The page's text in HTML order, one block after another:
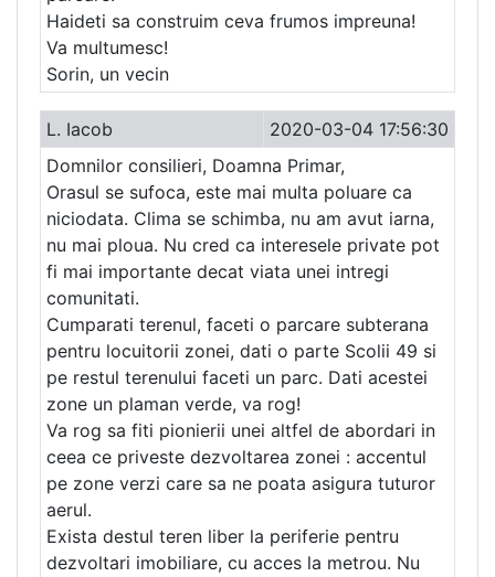
Haideti sa construim ceva frumos impreuna!
Va multumesc!
Sorin, un vecin
L. Iacob
2020-03-04 17:56:30
Domnilor consilieri, Doamna Primar,
Orasul se sufoca, este mai multa poluare ca
niciodata. Clima se schimba, nu am avut iarna,
nu mai ploua. Nu cred ca interesele private pot
fi mai importante decat viata unei intregi
comunitati.
Cumparati terenul, faceti o parcare subterana
pentru locuitorii zonei, dati o parte Scolii 49 si
pe restul terenului faceti un parc. Dati acestei
zone un plaman verde, va rog!
Va rog sa fiti pionierii unei altfel de abordari in
ceea ce priveste dezvoltarea zonei : accentul
pe zone verzi care sa ne poata asigura tuturor
aerul.
Exista destul teren liber la periferie pentru
dezvoltari imobiliare, cu acces la metrou. Nu